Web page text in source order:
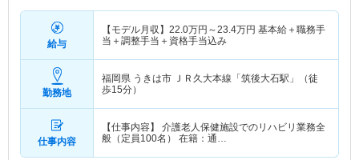
給与
【モデル月収】 22.0万円～23.4万円 基本給＋職務手
当＋調整手当＋資格手当込み
勤務地
福岡県 うきは市 ＪＲ久大本線「筑後大石駅」（徒
歩15分）
仕事内容
【仕事内容】 介護老人保健施設でのリハビリ業務全
般（定員100名） 在籍：通…